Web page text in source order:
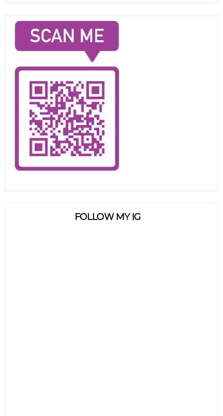
FOLLOW MY IG